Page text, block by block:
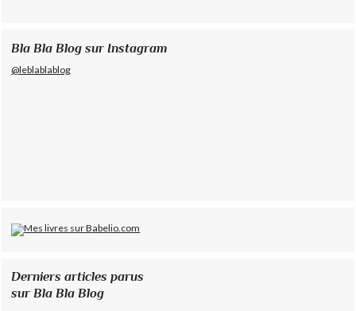
Bla Bla Blog sur Instagram
@leblablablog
Derniers articles parus
sur Bla Bla Blog